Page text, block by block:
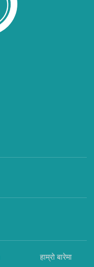
हाम्रो बारेमा